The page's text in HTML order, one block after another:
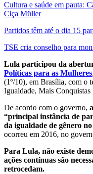
Cultura e saúde em pauta:
Ciça Müller
Partidos têm até o dia 15
TSE cria conselho para
Lula participou da
Políticas para as Mulheres
(1º/10), em Brasília, com o
Igualdade, Mais Conquistas
De acordo com o governo,
“principal instância de
da igualdade de gênero
ocorreu em 2016, no
Para Lula, não existe
ações contínuas são
retrocedam.